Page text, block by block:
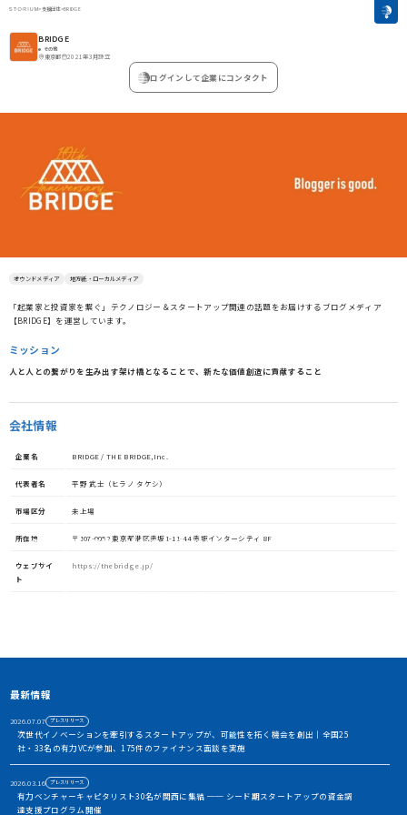
>支援団体>BRIDGE
BRIDGE
その他
東京都 2021年3月設立
ログインして企業にコンタクト
オウンドメディア 地方紙・ローカルメディア
「起業家と投資家を繋ぐ」テクノロジー＆スタートアップ関連の話題をお届けするブログメディア
【BRIDGE】を運営しています。
ミッション
人と人との繋がりを生み出す架け橋となることで、新たな価値創造に貢献すること
会社情報
企業名 BRIDGE / THE BRIDGE,Inc.
代表者名 平野 武士（ヒラノ タケシ）
市場区分 未上場
所在地 〒107-0052 東京都港区赤坂1-11-44 赤坂インターシティ 8F
ウェブサイ
ト
https://thebridge.jp/
資金調達や協業・共創を加速させる
イノベーション・プラットフォーム
最新情報
2026.07.07 プレスリリース
次世代イノベーションを牽引するスタートアップが、可能性を拓く機会を創出｜全国25
社・33名の有力VCが参加、175件のファイナンス面談を実施
2026.03.16 プレスリリース
有力ベンチャーキャピタリスト30名が関西に集結 ── シード期スタートアップの資金調
達支援プログラム開催